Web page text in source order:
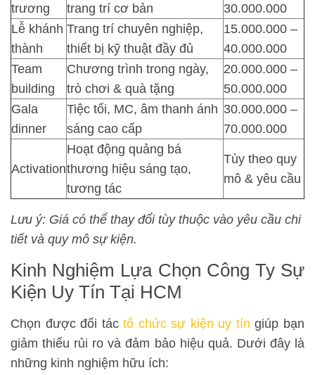
trương
trang trí cơ bản
30.000.000
Lễ khánh
thành
Trang trí chuyên nghiệp,
thiết bị kỹ thuật đầy đủ
15.000.000 –
40.000.000
Team
building
Chương trình trong ngày,
trò chơi & quà tặng
20.000.000 –
50.000.000
Gala
dinner
Tiệc tối, MC, âm thanh ánh
sáng cao cấp
30.000.000 –
70.000.000
Activation
Hoạt động quảng bá
thương hiệu sáng tạo,
tương tác
Tùy theo quy
mô & yêu cầu
Lưu ý: Giá có thể thay đổi tùy thuộc vào yêu cầu chi
tiết và quy mô sự kiện.
Kinh Nghiệm Lựa Chọn Công Ty Sự
Kiện Uy Tín Tại HCM
Chọn được đối táctổ chức sự kiện uy tín giúp bạn
giảm thiểu rủi ro và đảm bảo hiệu quả. Dưới đây là
những kinh nghiệm hữu ích: